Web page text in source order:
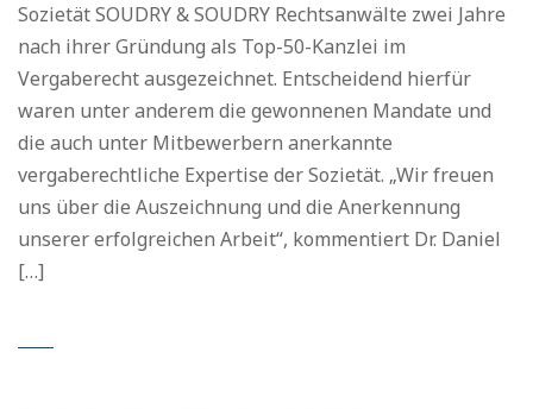
Sozietät SOUDRY & SOUDRY Rechtsanwälte zwei Jahre
nach ihrer Gründung als Top-50-Kanzlei im
Vergaberecht ausgezeichnet. Entscheidend hierfür
waren unter anderem die gewonnenen Mandate und
die auch unter Mitbewerbern anerkannte
vergaberechtliche Expertise der Sozietät. „Wir freuen
uns über die Auszeichnung und die Anerkennung
unserer erfolgreichen Arbeit“, kommentiert Dr. Daniel
[…]